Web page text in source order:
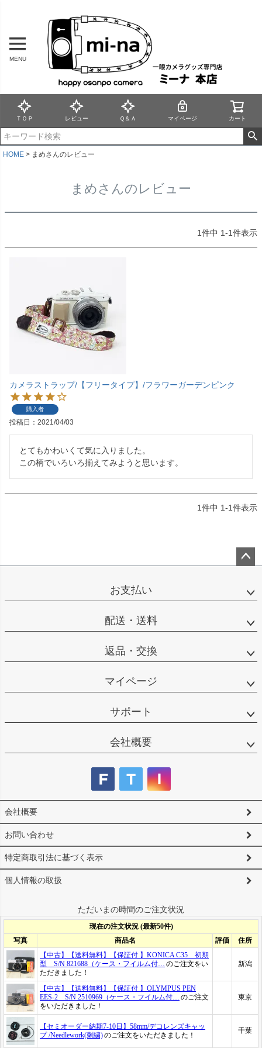
MENU
ＴＯＰ レビュー Ｑ＆Ａ マイページ カート
HOME まめさんのレビュー
まめさんのレビュー
1件中 1-1件表示
カメラストラップ/【フリータイプ】/フラワーガーデンピンク
購入者
投稿日 2021/04/03
とてもかわいくて気に入りました。
この柄でいろいろ揃えてみようと思います。
1件中 1-1件表示
ップ
お支払い
配送・送料
返品・交換
マイページ
サポート
会社概要
会社概要
お問い合わせ
特定商取引法に基づく表示
個人情報の取扱
ただいまの時間のご注文状況